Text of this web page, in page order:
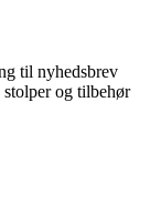
til nyhedsbrev
stolper og tilbehør